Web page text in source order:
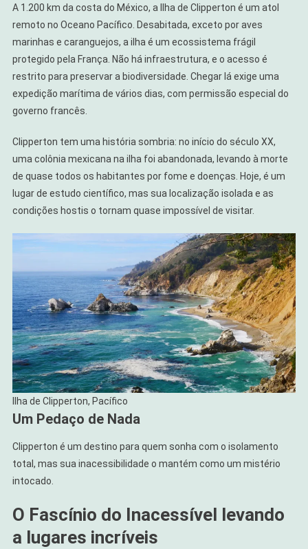
A 1.200 km da costa do México, a Ilha de Clipperton é um atol
remoto no Oceano Pacífico. Desabitada, exceto por aves
marinhas e caranguejos, a ilha é um ecossistema frágil
protegido pela França. Não há infraestrutura, e o acesso é
restrito para preservar a biodiversidade. Chegar lá exige uma
expedição marítima de vários dias, com permissão especial do
governo francês.
Clipperton tem uma história sombria: no início do século XX,
uma colônia mexicana na ilha foi abandonada, levando à morte
de quase todos os habitantes por fome e doenças. Hoje, é um
lugar de estudo científico, mas sua localização isolada e as
condições hostis o tornam quase impossível de visitar.
Ilha de Clipperton, Pacífico
Um Pedaço de Nada
Clipperton é um destino para quem sonha com o isolamento
total, mas sua inacessibilidade o mantém como um mistério
intocado.
O Fascínio do Inacessível levando
a lugares incríveis